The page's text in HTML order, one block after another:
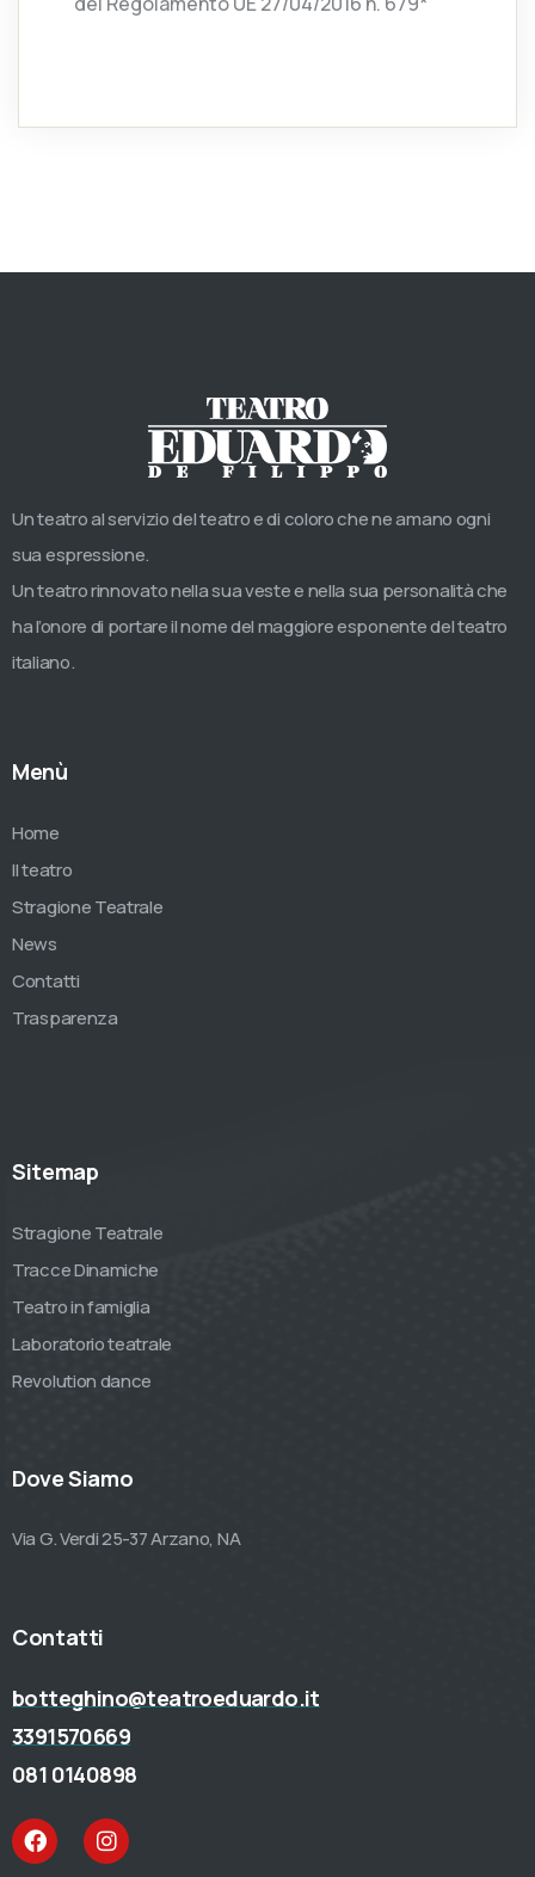
Un teatro al servizio del teatro e di coloro che ne amano ogni
sua espressione.
Un teatro rinnovato nella sua veste e nella sua personalità che
ha l’onore di portare il nome del maggiore esponente del teatro
italiano.
Menù
Home
Il teatro
Stragione Teatrale
News
Contatti
Trasparenza
Sitemap
Stragione Teatrale
Tracce Dinamiche
Teatro in famiglia
Laboratorio teatrale
Revolution dance
Dove Siamo
Via G. Verdi 25-37 Arzano, NA
Contatti
botteghino@teatroeduardo.it
3391570669
081 0140898